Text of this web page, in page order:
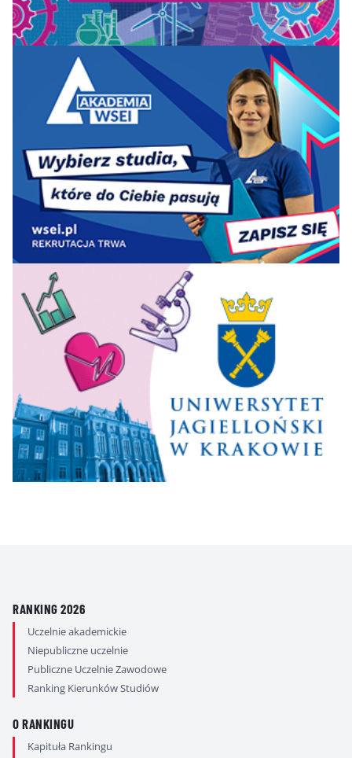
RANKING 2026
Uczelnie akademickie
Niepubliczne uczelnie
Publiczne Uczelnie Zawodowe
Ranking Kierunków Studiów
O RANKINGU
Kapituła Rankingu